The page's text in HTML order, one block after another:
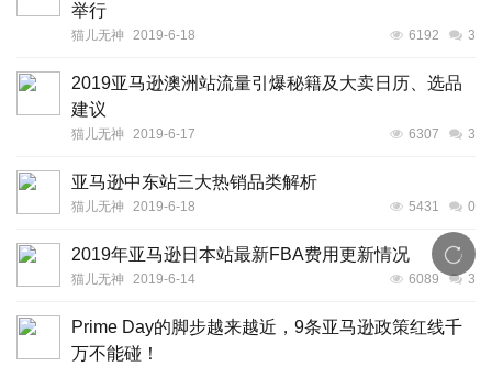
举行
猫儿无神 2019-6-18 6192 3
2019亚马逊澳洲站流量引爆秘籍及大卖日历、选品
建议
猫儿无神 2019-6-17 6307 3
亚马逊中东站三大热销品类解析
猫儿无神 2019-6-18 5431 0
2019年亚马逊日本站最新FBA费用更新情况
猫儿无神 2019-6-14 6089 3
Prime Day的脚步越来越近，9条亚马逊政策红线千
万不能碰！